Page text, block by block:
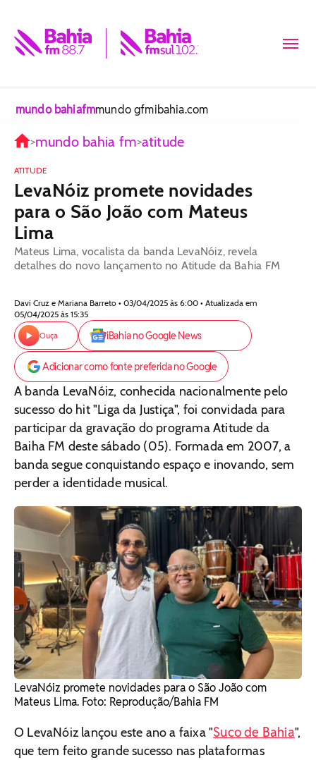
mundo bahiafmmundo gfmibahia.com
>mundo bahia fm>atitude
ATITUDE
LevaNóiz promete novidades
para o São João com Mateus
Lima
Mateus Lima, vocalista da banda LevaNóiz, revela
detalhes do novo lançamento no Atitude da Bahia FM
Davi Cruz e Mariana Barreto • 03/04/2025 às 6:00 • Atualizada em
05/04/2025 às 15:35
Ouça iBahia no Google News
Adicionar como fonte preferida no Google
A banda LevaNóiz, conhecida nacionalmente pelo
sucesso do hit "Liga da Justiça", foi convidada para
participar da gravação do programa Atitude da
Baiha FM deste sábado (05). Formada em 2007, a
banda segue conquistando espaço e inovando, sem
perder a identidade musical.
LevaNóiz promete novidades para o São João com
Mateus Lima. Foto: Reprodução/Bahia FM
O LevaNóiz lançou este ano a faixa "Suco de Bahia",
que tem feito grande sucesso nas plataformas